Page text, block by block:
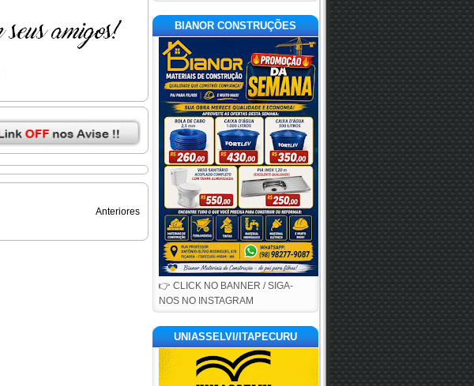
Anteriores
BIANOR CONSTRUÇÕES
👉 CLICK NO BANNER / SIGA-
NOS NO INSTAGRAM
UNIASSELVI/ITAPECURU